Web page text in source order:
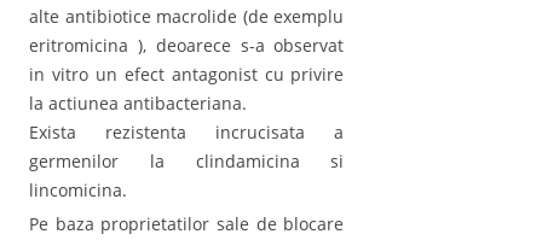
alte antibiotice macrolide (de exemplu
eritromicina ), deoarece s-a observat
in vitro un efect antagonist cu privire
la actiunea antibacteriana.
Exista rezistenta incrucisata a
germenilor la clindamicina si
lincomicina.
Pe baza proprietatilor sale de blocare